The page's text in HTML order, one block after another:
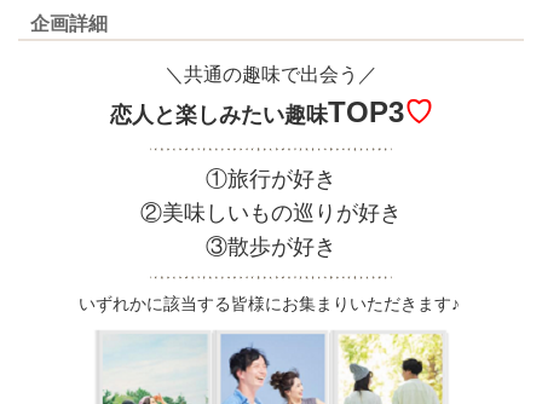
企画詳細
＼共通の趣味で出会う／
恋人と楽しみたい趣味TOP3♡
①旅行が好き
②美味しいもの巡りが好き
③散歩が好き
いずれかに該当する皆様にお集まりいただきます♪